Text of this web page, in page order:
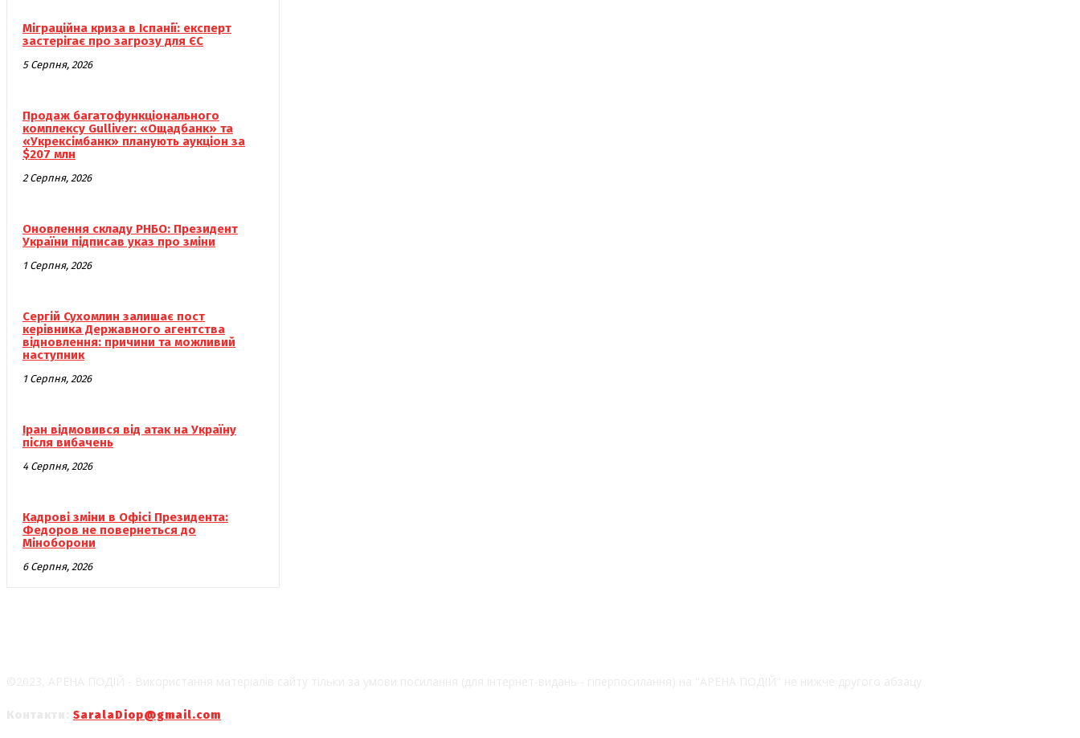
Міграційна криза в Іспанії: експерт
застерігає про загрозу для ЄС
5 Серпня, 2026
Продаж багатофункціонального
комплексу Gulliver: «Ощадбанк» та
«Укрексімбанк» планують аукціон за
$207 млн
2 Серпня, 2026
Оновлення складу РНБО: Президент
України підписав указ про зміни
1 Серпня, 2026
Сергій Сухомлин залишає пост
керівника Державного агентства
відновлення: причини та можливий
наступник
1 Серпня, 2026
Іран відмовився від атак на Україну
після вибачень
4 Серпня, 2026
Кадрові зміни в Офісі Президента:
Федоров не повернеться до
Міноборони
6 Серпня, 2026
SaralaDiop@gmail.com